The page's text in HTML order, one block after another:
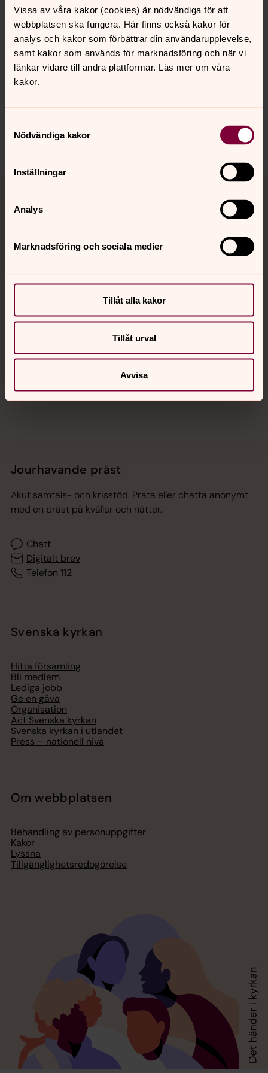
Vissa av våra kakor (cookies) är nödvändiga för att
webbplatsen ska fungera. Här finns också kakor för
analys och kakor som förbättrar din användarupplevelse,
samt kakor som används för marknadsföring och när vi
länkar vidare till andra plattformar. Läs mer om våra
kakor.
Nödvändiga kakor
Inställningar
Analys
Marknadsföring och sociala medier
Tillåt alla kakor
Tillåt urval
Avvisa
Senast ändrad 21 februari 2025
Synpunkter eller frågor på sidans
innehåll?
Tillbaka till toppen
Tillbaka till innehållet
Kontakt
Kalender
Jourhavande präst
Akut samtals- och krisstöd. Prata eller chatta anonymt
med en präst på kvällar och nätter.
Chatt
Digitalt brev
Telefon 112
Svenska kyrkan
Hitta församling
Bli medlem
Lediga jobb
Ge en gåva
Organisation
Act Svenska kyrkan
Svenska kyrkan i utlandet
Press – nationell nivå
Om webbplatsen
Behandling av personuppgifter
Kakor
Lyssna
Tillgänglighetsredogörelse